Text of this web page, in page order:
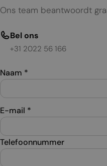
Ons team beantwoordt
Bel ons
+31 2022 56 166
Naam *
E-mail *
Telefoonnummer